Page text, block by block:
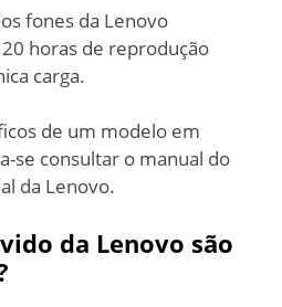
fones da Lenovo
horas de reprodução
carga.
de um modelo em
se consultar o manual do
da Lenovo.
da Lenovo são